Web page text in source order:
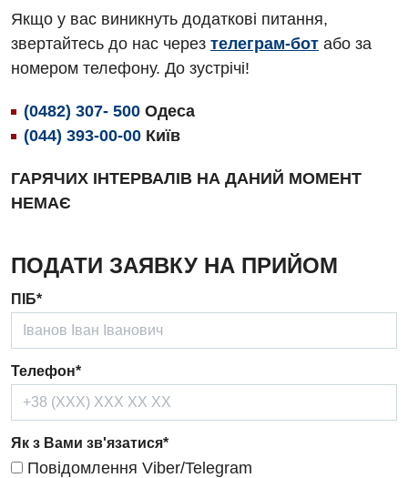
Відділення інтенсивної терапії
Відділення кардіосудинної патології та неврології
Гастроентерологія
Гінекологічне відділення
Дерматовенерологія
Дієтологія
Ендокринологія
Кардіологія
Кардіохірургія
Мамологія
Якщо у вас виникнуть додаткові питання,
звертайтесь до нас через телеграм-бот або за
номером телефону. До зустрічі!
(0482) 307- 500 Одеса
(044) 393-00-00 Київ
ГАРЯЧИХ ІНТЕРВАЛІВ НА ДАНИЙ МОМЕНТ
НЕМАЄ
ПОДАТИ ЗАЯВКУ НА ПРИЙОМ
ПІБ*
Телефон*
Як з Вами зв'язатися*
Повідомлення Viber/Telegram